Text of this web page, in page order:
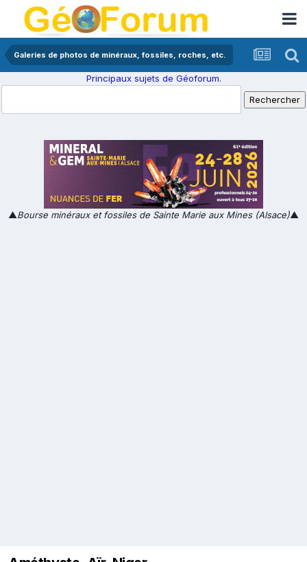
Galeries de photos de minéraux, fossiles, roches, etc.
Principaux sujets de Géoforum.
▲Bourse minéraux et fossiles de Sainte Marie aux Mines (Alsace)▲